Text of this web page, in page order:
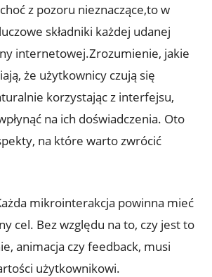
z pozoru nieznaczące,to w
składniki każdej udanej
internetowej.Zrozumienie, jakie
że użytkownicy czują się
korzystając z interfejsu,
na ich doświadczenia. Oto
na które warto zwrócić
mikrointerakcja powinna mieć
cel. Bez względu na to, czy jest to
animacja czy feedback, musi
użytkownikowi.